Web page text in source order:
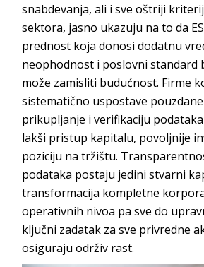
snabdevanja, ali i sve oštriji
sektora, jasno ukazuju na to da
prednost koja donosi dodatnu
neophodnost i poslovni standard
može zamisliti budućnost. Firme
sistematično uspostave
prikupljanje i verifikaciju
lakši pristup kapitalu, povoljnije
poziciju na tržištu.
podataka postaju jedini stvarni
transformacija kompletne
operativnih nivoa pa sve do
ključni zadatak za sve privredne
osiguraju održiv rast.